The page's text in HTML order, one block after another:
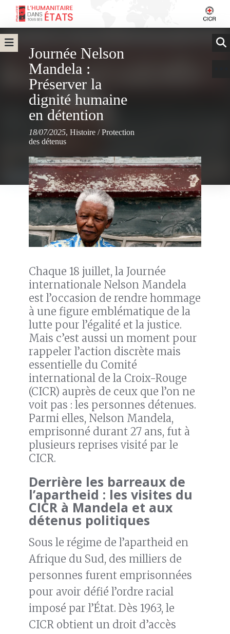
Journée Nelson
Mandela :
Préserver la
dignité humaine
en détention
18/07/2025, Histoire /Protection
des détenus
Chaque 18 juillet, la Journée
internationale Nelson Mandela
est l’occasion de rendre hommage
à une figure emblématique de la
lutte pour l’égalité et la justice.
Mais c’est aussi un moment pour
rappeler l’action discrète mais
essentielle du Comité
international de la Croix-Rouge
(CICR) auprès de ceux que l’on ne
voit pas : les personnes détenues.
Parmi elles, Nelson Mandela,
emprisonné durant 27 ans, fut à
plusieurs reprises visité par le
CICR.
Derrière les barreaux de
l’apartheid : les visites du
CICR à Mandela et aux
détenus politiques
Sous le régime de l’apartheid en
Afrique du Sud, des milliers de
personnes furent emprisonnées
pour avoir défié l’ordre racial
imposé par l’État. Dès 1963, le
CICR obtient un droit d’accès